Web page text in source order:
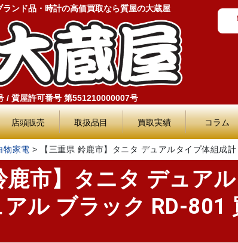
ンド品・時計の高価買取なら質屋の大蔵屋
/ 質屋許可番号 第551210000007号
店頭販売 取扱品目 買取実績 コラム
物家電 > 【三重県 鈴鹿市】タニタ デュアルタイプ体組成
鹿市】タニタ デュア
ル ブラック RD-801